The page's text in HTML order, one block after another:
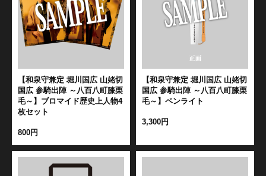
【和泉守兼定 堀川国広 山姥切
国広 参騎出陣 ～八百八町膝栗
毛～】ブロマイド歴史上人物4
枚セット
800円
【和泉守兼定 堀川国広 山姥切
国広 参騎出陣 ～八百八町膝栗
毛～】ペンライト
3,300円